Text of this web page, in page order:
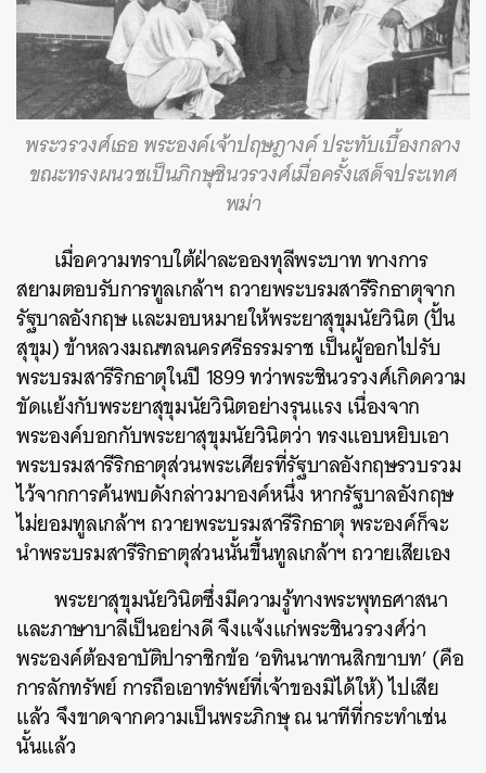
พระวรวงศ์เธอ พระองค์เจ้าปฤษฎางค์ ประทับเบื้องกลาง
ขณะทรงผนวชเป็นภิกษุชินวรวงศ์เมื่อครั้งเสด็จประเทศ
พม่า
เมื่อความทราบใต้ฝ่าละอองทุลีพระบาท ทางการ
สยามตอบรับการทูลเกล้าฯ ถวายพระบรมสารีริกธาตุจาก
รัฐบาลอังกฤษ และมอบหมายให้พระยาสุขุมนัยวินิต (ปั้น
สุขุม) ข้าหลวงมณฑลนครศรีธรรมราช เป็นผู้ออกไปรับ
พระบรมสารีริกธาตุในปี 1899 ทว่าพระชินวรวงศ์เกิดความ
ขัดแย้งกับพระยาสุขุมนัยวินิตอย่างรุนแรง เนื่องจาก
พระองค์บอกกับพระยาสุขุมนัยวินิตว่า ทรงแอบหยิบเอา
พระบรมสารีริกธาตุส่วนพระเศียรที่รัฐบาลอังกฤษรวบรวม
ไว้จากการค้นพบดังกล่าวมาองค์หนึ่ง หากรัฐบาลอังกฤษ
ไม่ยอมทูลเกล้าฯ ถวายพระบรมสารีริกธาตุ พระองค์ก็จะ
นำพระบรมสารีริกธาตุส่วนนั้นขึ้นทูลเกล้าฯ ถวายเสียเอง
พระยาสุขุมนัยวินิตซึ่งมีความรู้ทางพระพุทธศาสนา
และภาษาบาลีเป็นอย่างดี จึงแจ้งแก่พระชินวรวงศ์ว่า
พระองค์ต้องอาบัติปาราชิกข้อ ‘อทินนาทานสิกขาบท’ (คือ
การลักทรัพย์ การถือเอาทรัพย์ที่เจ้าของมิได้ให้) ไปเสีย
แล้ว จึงขาดจากความเป็นพระภิกษุ ณ นาทีที่กระทำเช่น
นั้นแล้ว